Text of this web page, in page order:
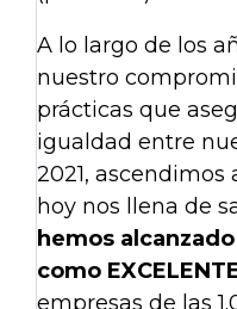
A lo largo de los
nuestro
prácticas que
igualdad entre
2021, ascendimos
hoy nos llena de
hemos
como
empresas de las